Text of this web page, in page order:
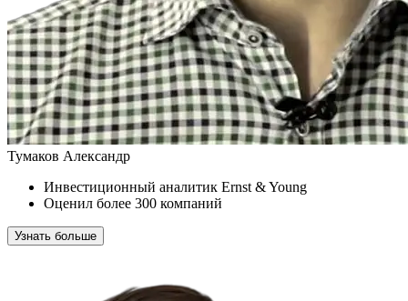
Тумаков Александр
Инвестиционный аналитик Ernst & Young
Оценил более 300 компаний
Узнать больше